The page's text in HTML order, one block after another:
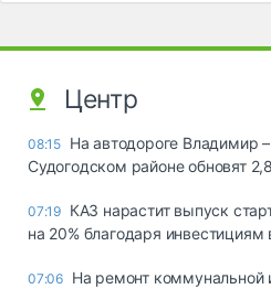
Центр
08:15 На автодороге Владимир
Судогодском районе обновят
07:19 КАЗ нарастит выпуск
на 20% благодаря
07:06 На ремонт коммунальной